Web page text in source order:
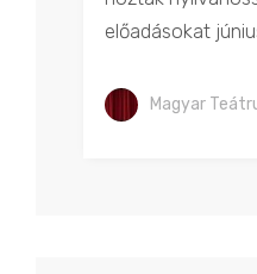
előadásokat
Magyar